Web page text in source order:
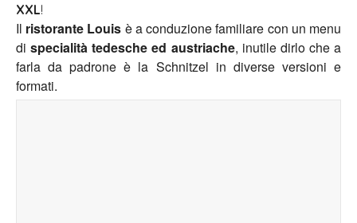
XXL!
Il ristorante Louis è a conduzione familiare con un menu
dispecialità tedesche ed austriache, inutile dirlo che a
farla da padrone è la Schnitzel in diverse versioni e
formati.